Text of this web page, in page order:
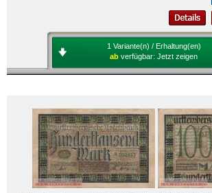
1 Variante(n) / Erhaltung(en)
ab verfügbar: Jetzt zeigen